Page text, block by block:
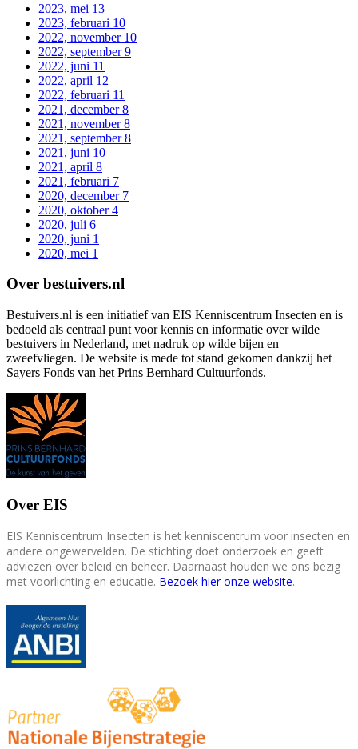
2023, mei 13
2023, februari 10
2022, november 10
2022, september9
2022, juni 11
2022, april 12
2022, februari 11
2021, december8
2021, november8
2021, september8
2021, juni 10
2021, april 8
2021, februari 7
2020, december 7
2020, oktober4
2020, juli 6
2020, juni 1
2020, mei 1
Over bestuivers.nl
Bestuivers.nl is een initiatief van EIS Kenniscentrum Insecten en is
bedoeld als centraal punt voor kennis en informatie over wilde
bestuivers in Nederland, met nadruk op wilde bijen en
zweefvliegen. De website is mede tot stand gekomen dankzij het
Sayers Fonds van het Prins Bernhard Cultuurfonds.
Over EIS
EIS Kenniscentrum Insecten is het kenniscentrum voor insecten en
andere ongewervelden. De stichting doet onderzoek en geeft
adviezen over beleid en beheer. Daarnaast houden we ons bezig
met voorlichting en educatie. Bezoek hier onze website.